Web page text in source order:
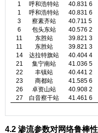
1
呼和浩特站 40.831 6
1
呼和浩特站 40.831 6
3
察素齐站 40.711 5
6
包头东站 40.576 2
11
东胜站 39.821 3
11
东胜站 39.821 3
14
达拉特旗站 40.404 4
21
集宁南站 41.036 5
22
丰镇站 40.441 2
23
商都站 41.585 6
26
卓资山站 40.908 2
27
白音察干站 41.461 6
4.2 渗流参数对网络鲁棒